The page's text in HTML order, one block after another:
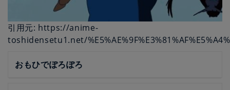
引用元: https://anime-
toshidensetu1.net/
おもひでぽろぽろ